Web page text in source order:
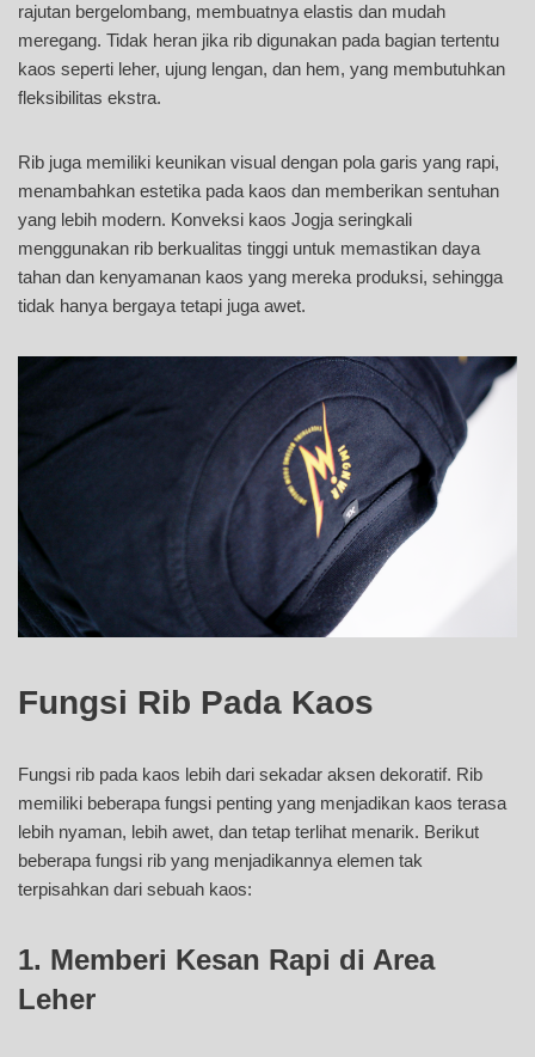
rajutan bergelombang, membuatnya elastis dan mudah
meregang. Tidak heran jika rib digunakan pada bagian tertentu
kaos seperti leher, ujung lengan, dan hem, yang membutuhkan
fleksibilitas ekstra.
Rib juga memiliki keunikan visual dengan pola garis yang rapi,
menambahkan estetika pada kaos dan memberikan sentuhan
yang lebih modern. Konveksi kaos Jogja seringkali
menggunakan rib berkualitas tinggi untuk memastikan daya
tahan dan kenyamanan kaos yang mereka produksi, sehingga
tidak hanya bergaya tetapi juga awet.
Fungsi Rib Pada Kaos
Fungsi rib pada kaos lebih dari sekadar aksen dekoratif. Rib
memiliki beberapa fungsi penting yang menjadikan kaos terasa
lebih nyaman, lebih awet, dan tetap terlihat menarik. Berikut
beberapa fungsi rib yang menjadikannya elemen tak
terpisahkan dari sebuah kaos:
1. Memberi Kesan Rapi di Area
Leher